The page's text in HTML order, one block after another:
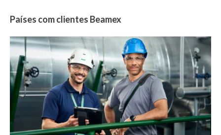
Países com clientes Beamex